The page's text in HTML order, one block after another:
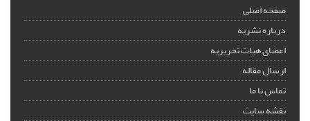
صفحه اصلی
درباره نشریه
اعضای هیات تحریریه
ارسال مقاله
تماس با ما
نقشه سایت